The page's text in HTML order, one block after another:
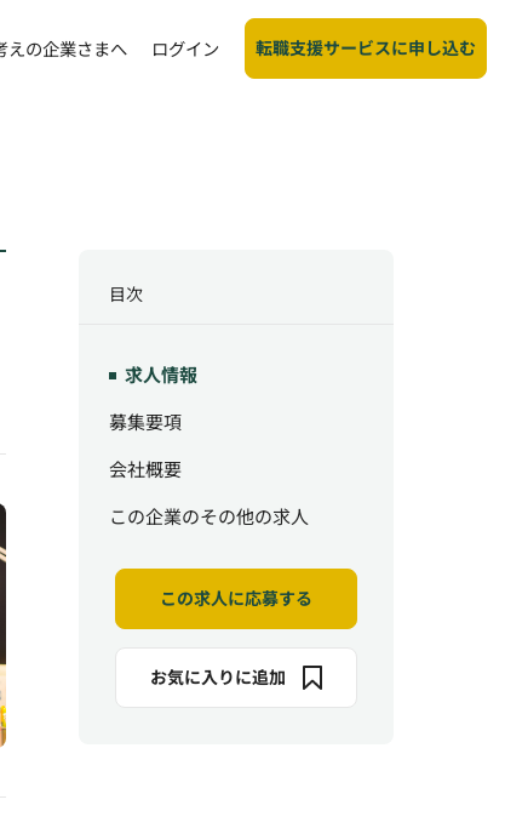
えの企業さまへ ログイン 転職支援サービスに申し込む
目次
求人情報
募集要項
会社概要
この企業のその他の求人
この求人に応募する
お気に入りに追加